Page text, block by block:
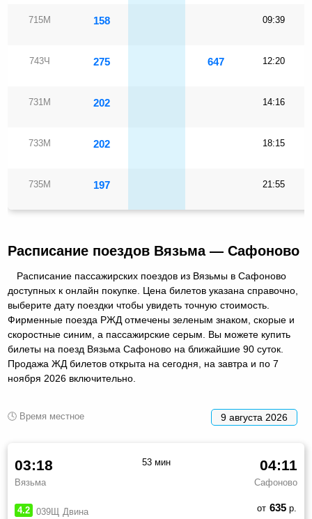
715М 158 09:39
743Ч 275 647 12:20
731М 202 14:16
733М 202 18:15
735М 197 21:55
Расписание поездов Вязьма — Сафоново
Расписание пассажирских поездов из Вязьмы в Сафоново
доступных к онлайн покупке. Цена билетов указана справочно,
выберите дату поездки чтобы увидеть точную стоимость.
Фирменные поезда РЖД отмечены зеленым знаком, скорые и
скоростные синим, а пассажирские серым. Вы можете купить
билеты на поезд Вязьма Сафоново на ближайшие 90 суток.
Продажа ЖД билетов открыта на сегодня, на завтра и по 7
ноября 2026 включительно.
🕓 Время местное 9 августа 2026
4.2 039Щ Двина
03:18
Вязьма
04:11
Сафоново
53 мин
от 635р.